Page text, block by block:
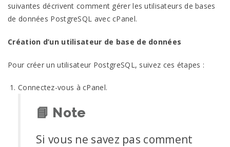
suivantes décrivent comment gérer les utilisateurs de bases
de données PostgreSQL avec cPanel.
Création d’un utilisateur de base de données
Pour créer un utilisateur PostgreSQL, suivez ces étapes :
Connectez-vous à cPanel.
📘 Note
Si vous ne savez pas comment